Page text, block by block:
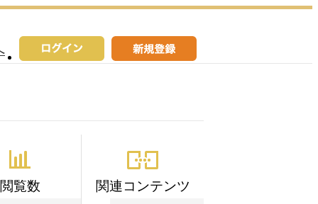
閲覧数 関連コンテンツ